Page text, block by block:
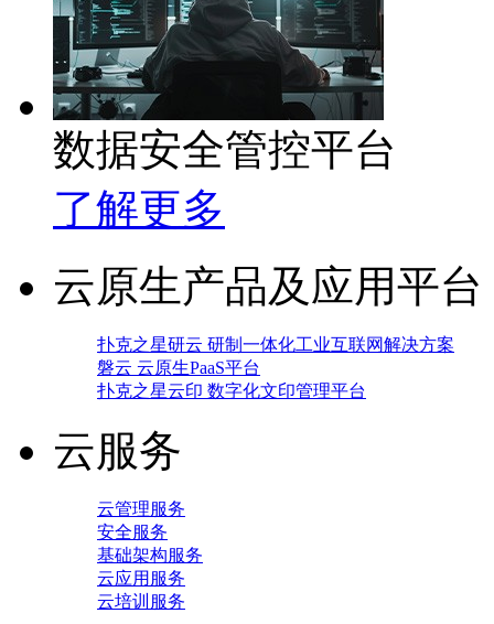
数据安全管控平台
了解更多
云原生产品及应用平台
扑克之星研云 研制一体化工业互联网解决方案
磐云 云原生PaaS平台
扑克之星云印 数字化文印管理平台
云服务
云管理服务
安全服务
基础架构服务
云应用服务
云培训服务